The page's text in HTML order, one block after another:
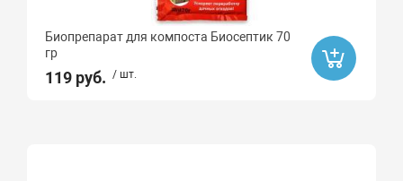
Биопрепарат для компоста Биосептик 70
гр
119 руб. / шт.